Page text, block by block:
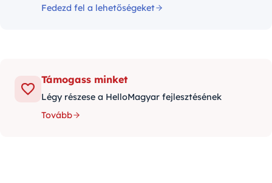
Fedezd fel a lehetőségeket
Támogass minket
Légy részese a HelloMagyar fejlesztésének
Tovább